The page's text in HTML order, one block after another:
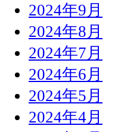
2024年9月
2024年8月
2024年7月
2024年6月
2024年5月
2024年4月